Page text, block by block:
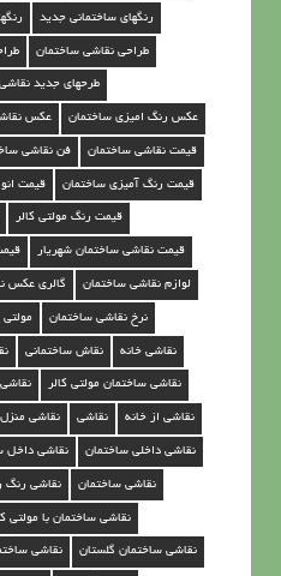
رنگهای ساختمانی جدید
طراحی نقاشی ساختمان
طرحهای جدید
عكس عکس رنگ امیزی ساختمان
فن نقاشی قيمت نقاشي ساختمان
قیمت قیمت رنگ آمیزی ساختمان
قیمت رنگ مولتی کالر
قیمت نقاشی ساختمان شهریار
گالری عکس لوازم نقاشی ساختمان
نرخ نقاشی ساختمان
نقاش ساختمانی نقاشي خانه
نقاشي ساختمان مولتي كالر
نقاشي منزل نقاشی نقاشی از خانه
نقاشی داخل نقاشی داخلی ساختمان
نقاشی رنگ نقاشی ساختمان
نقاشی ساختمان با مولتی
نقاشی نقاشی ساختمان گلستان